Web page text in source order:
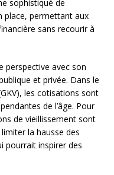
sophistiqué de
place, permettant aux
sans recourir à
perspective avec son
et privée. Dans le
les cotisations sont
de l’âge. Pour
de vieillissement sont
la hausse des
pourrait inspirer des